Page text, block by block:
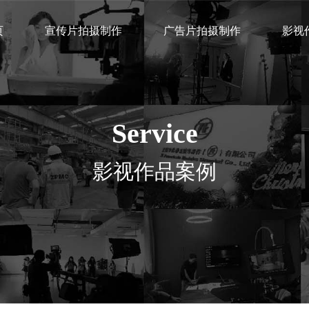
宣传片拍摄制作 广告片拍摄制作 影视
Service
影视作品案例